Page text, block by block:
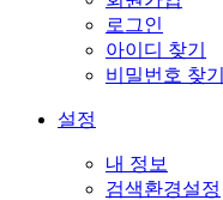
로그인
아이디 찾기
비밀번호 찾기
설정
내 정보
검색환경설정